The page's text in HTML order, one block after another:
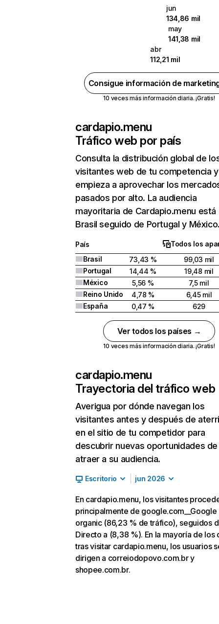
jun
134,86 mil
may
141,38 mil
abr
112,21 mil
Consigue información de
10 veces más información diaria. ¡Gratis!
cardapio.menu
Tráfico web por país
Consulta la distribución global de
visitantes web de tu competencia y
empieza a aprovechar los
pasados por alto. La audiencia
mayoritaria de Cardapio.menu está
Brasil seguido de Portugal y
País
Todos los
Brasil
73,43 %
99,03 mil
Portugal
14,44 %
19,48 mil
México
5,56 %
7,5 mil
Reino Unido
4,78 %
6,45 mil
España
0,47 % 629
Ver todos los países →
10 veces más información diaria. ¡Gratis!
cardapio.menu
Trayectoria del tráfico web
Averigua por dónde navegan los
visitantes antes y después de
en el sitio de tu competidor para
descubrir nuevas oportunidades de
atraer a su audiencia.
Escritorio jun 2026
En cardapio.menu, los visitantes
principalmente de google.com__Google
organic (86,23 % de tráfico), seguidos
Directo a (8,38 %). En la mayoría de los
tras visitar cardapio.menu, los usuarios
dirigen a correiodopovo.com.br y
shopee.com.br.